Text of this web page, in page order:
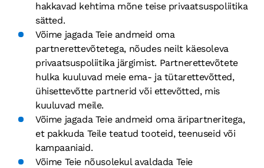
hakkavad kehtima mõne teise privaatsuspoliitika
sätted.
Võime jagada Teie andmeid oma
partnerettevõtetega, nõudes neilt käesoleva
privaatsuspoliitika järgimist. Partnerettevõtete
hulka kuuluvad meie ema- ja tütarettevõtted,
ühisettevõtte partnerid või ettevõtted, mis
kuuluvad meile.
Võime jagada Teie andmeid oma äripartneritega,
et pakkuda Teile teatud tooteid, teenuseid või
kampaaniaid.
Võime Teie nõusolekul avaldada Teie